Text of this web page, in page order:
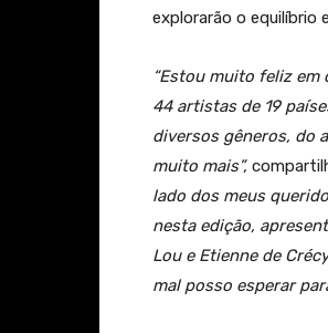
explorarão o equilíbrio
“Estou muito feliz
44 artistas de 19
diversos gêneros, do
muito mais”,
lado dos meus
nesta edição,
Lou e Etienne de
mal posso esperar